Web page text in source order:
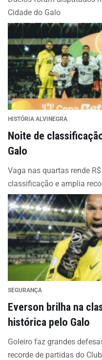
Cidade do Galo
HISTÓRIA ALVINEGRA
Noite de
Galo
Vaga nas quartas rende
classificação e amplia
SEGURANÇA
Everson brilha na
histórica pelo Galo
Goleiro faz grandes
recorde de partidas do